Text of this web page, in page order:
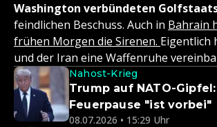
Washington verbündeten
feindlichen Beschuss. Auch in Bahrain
frühen Morgen die Sirenen. Eigentlich
und der Iran eine Waffenruhe
Nahost-Krieg
Trump auf NATO-
Feuerpause "ist vorbei"
08.07.2026 • 15:29 Uhr